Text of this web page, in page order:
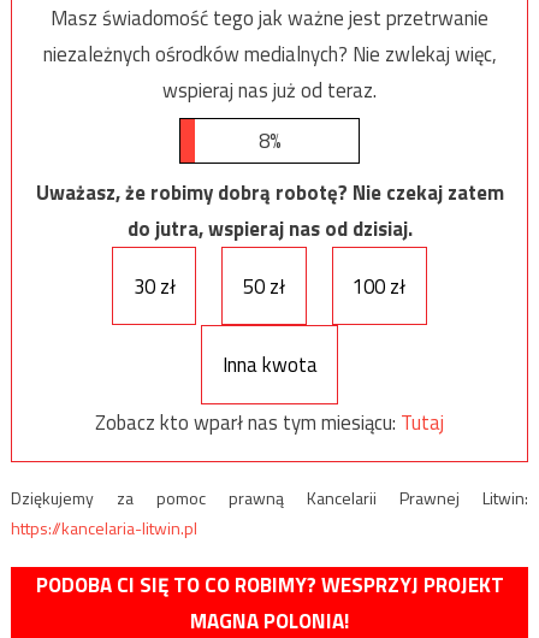
Masz świadomość tego jak ważne jest przetrwanie
niezależnych ośrodków medialnych? Nie zwlekaj więc,
wspieraj nas już od teraz.
8%
Uważasz, że robimy dobrą robotę? Nie czekaj zatem
do jutra, wspieraj nas od dzisiaj.
30 zł
50 zł 100 zł
Inna kwota
Zobacz kto wparł nas tym miesiącu: Tutaj
Dziękujemy za pomoc prawną Kancelarii Prawnej Litwin:
https://kancelaria-litwin.pl
PODOBA CI SIĘ TO CO ROBIMY? WESPRZYJ PROJEKT
MAGNA POLONIA!